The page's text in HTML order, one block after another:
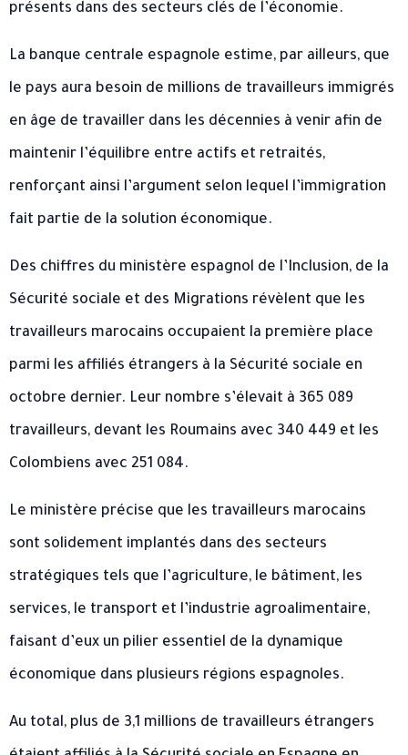
présents dans des secteurs clés de l’économie.
La banque centrale espagnole estime, par ailleurs, que
le pays aura besoin de millions de travailleurs immigrés
en âge de travailler dans les décennies à venir afin de
maintenir l’équilibre entre actifs et retraités,
renforçant ainsi l’argument selon lequel l’immigration
fait partie de la solution économique.
Des chiffres du ministère espagnol de l’Inclusion, de la
Sécurité sociale et des Migrations révèlent que les
travailleurs marocains occupaient la première place
parmi les affiliés étrangers à la Sécurité sociale en
octobre dernier. Leur nombre s’élevait à 365 089
travailleurs, devant les Roumains avec 340 449 et les
Colombiens avec 251 084.
Le ministère précise que les travailleurs marocains
sont solidement implantés dans des secteurs
stratégiques tels que l’agriculture, le bâtiment, les
services, le transport et l’industrie agroalimentaire,
faisant d’eux un pilier essentiel de la dynamique
économique dans plusieurs régions espagnoles.
Au total, plus de 3,1 millions de travailleurs étrangers